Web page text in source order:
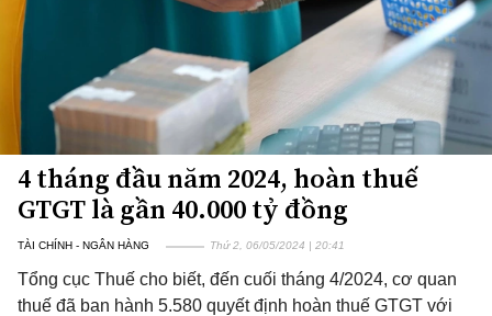
4 tháng đầu năm 2024, hoàn thuế
GTGT là gần 40.000 tỷ đồng
TÀI CHÍNH - NGÂN HÀNG Thứ 2, 06/05/2024 | 20:41
Tổng cục Thuế cho biết, đến cuối tháng 4/2024, cơ quan
thuế đã ban hành 5.580 quyết định hoàn thuế GTGT với